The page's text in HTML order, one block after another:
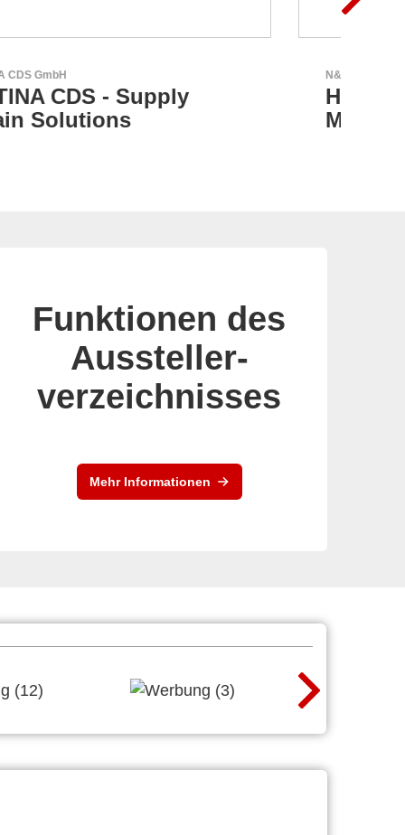
N&H Technology GmbH
HMI-Komponenten nach
Maß
Funktionen des
Aussteller-
verzeichnisses
Mehr Informationen